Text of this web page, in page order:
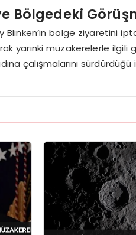
Bölgedeki
Blinken’in bölge ziyaretini
yarınki müzakerelerle ilgili
çalışmalarını